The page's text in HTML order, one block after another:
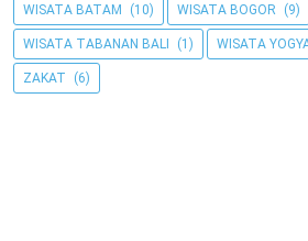
WISATA BATAM (10) WISATA BOGOR (9)
WISATA TABANAN BALI (1) WISATA
ZAKAT (6)